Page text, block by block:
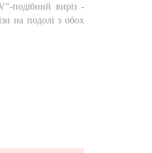
подібний виріз -
на подолі з обох